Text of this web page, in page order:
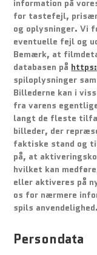
information på
for tastefejl,
og oplysninger. Vi
eventuelle fejl og
Bemærk, at
databasen på
spiloplysninger
Billederne kan i
fra varens
langt de fleste
billeder, der
faktiske stand og
på, at
hvilket kan
eller aktiveres på
os for nærmere
spils anvendelighed.
Persondata